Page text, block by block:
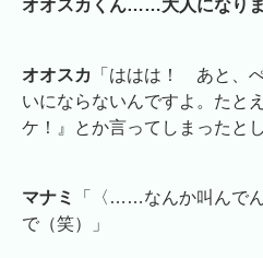
オオスカくん……大人になりま
オオスカ
「ははは！ あと、
いにならないんですよ。たと
ケ！』とか言ってしまったと
マナミ
「〈……なんか叫んで
で（笑）」